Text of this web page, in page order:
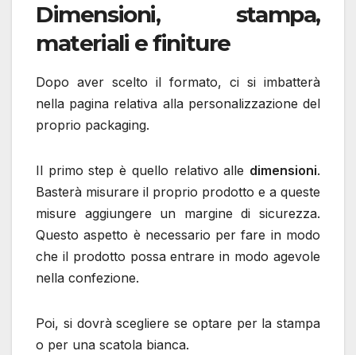
Dimensioni, stampa,
materiali e finiture
Dopo aver scelto il formato, ci si imbatterà
nella pagina relativa alla personalizzazione del
proprio packaging.
Il primo step è quello relativo alle dimensioni.
Basterà misurare il proprio prodotto e a queste
misure aggiungere un margine di sicurezza.
Questo aspetto è necessario per fare in modo
che il prodotto possa entrare in modo agevole
nella confezione.
Poi, si dovrà scegliere se optare per la stampa
o per una scatola bianca.